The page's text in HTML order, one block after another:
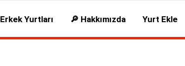
Erkek Yurtları 🔎 Hakkımızda Yurt Ekle